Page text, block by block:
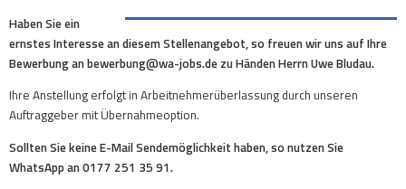
Haben Sie ein
ernstes Interesse an diesem Stellenangebot, so freuen wir uns auf Ihre
Bewerbung an bewerbung@wa-jobs.de zu Händen Herrn Uwe Bludau.
Ihre Anstellung erfolgt in Arbeitnehmerüberlassung durch unseren
Auftraggeber mit Übernahmeoption.
Sollten Sie keine E-Mail Sendemöglichkeit haben, so nutzen Sie
WhatsApp an 0177 251 35 91.